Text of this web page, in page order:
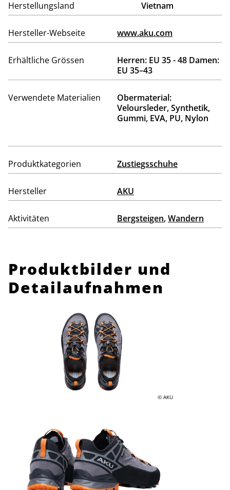
Herstellungsland Vietnam
Hersteller-Webseite www.aku.com
Erhältliche Grössen
Herren: EU 35 - 48 Damen:
EU 35–43
Verwendete Materialien
Obermaterial:
Veloursleder, Synthetik,
Gummi, EVA, PU, Nylon
Produktkategorien Zustiegsschuhe
Hersteller AKU
Aktivitäten Bergsteigen,Wandern
Produktbilder und
Detailaufnahmen
© AKU